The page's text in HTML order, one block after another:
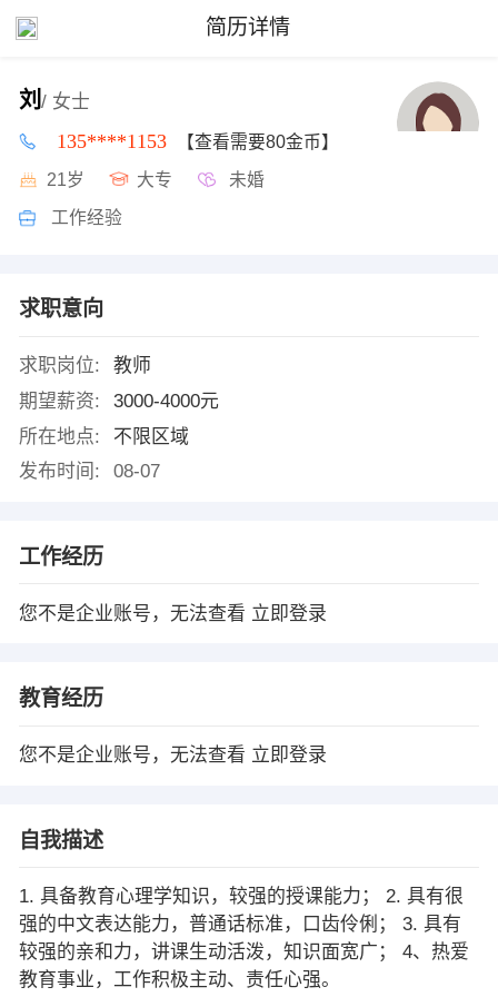
简历详情
刘 / 女士
135****1153 【查看需要80金币】
21岁 大专 未婚
工作经验
求职意向
求职岗位:
教师
期望薪资:
3000-4000元
所在地点:
不限区域
发布时间:
08-07
工作经历
您不是企业账号，无法查看 立即登录
教育经历
您不是企业账号，无法查看 立即登录
自我描述
1. 具备教育心理学知识，较强的授课能力； 2. 具有很
强的中文表达能力，普通话标准，口齿伶俐； 3. 具有
较强的亲和力，讲课生动活泼，知识面宽广； 4、热爱
教育事业，工作积极主动、责任心强。